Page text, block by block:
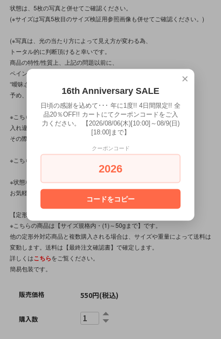
状態は、5枚の写真と併せてご確認ください。
(※サイズは写真5枚目のサイズ検証用参照画像も併せてご確認ください。)
(※写真は、光の当たり方によって見え方が変わる為、
トータル的に判断頂けると幸いです。
商品の特性/性質上、上記の問題以前に、
ペイント/コーティング、バリ処理、作り自体に、
“曖昧さ”“甘さ”“雑さ”の部分が見られる商品です。
予め、ご了承ください。)
※こちらの商品は店頭でも販売しています。
入れ違いで完売してしまう場合がございます。
その際はご容赦くださいませ。
※こちらの商品は、中古品です。
※状態など分かり辛い点、気になる点、不明点がございましたら、
お気軽にお問い合わせください。
【定形外対応商品】
※こちらの商品は【サイズ規格内・(1)～50gまで】です。
他の定形外対応商品と複数購入される場合は、サイズや重量によって送料は
変動します。送料は【最終注文確認書】で確定します。
詳しくはこちらをご覧ください。
簡易包装です。
販売価格 550円(税込)
購入数
×
16th Anniversary SALE
日頃の感謝を込めて･･･ 年に1度!! 4日間限定!! 全
品20％OFF!! カートにてクーポンコードをご入
力ください。 【2026/08/06(木)[10:00]～08/9(日)
[18:00]まで】
クーポンコード
2026
コードをコピー